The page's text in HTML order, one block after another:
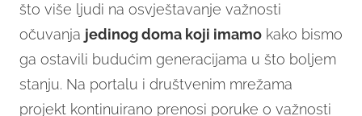
što više ljudi na osvještavanje važnosti
očuvanja jedinog doma koji imamo kako bismo
ga ostavili budućim generacijama u što boljem
stanju. Na portalu i društvenim mrežama
projekt kontinuirano prenosi poruke o važnosti